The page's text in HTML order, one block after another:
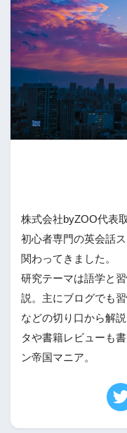
株式会社byZOO代表
初心者専門の英会話
関わってきました。
研究テーマは語学と
説。主にブログでも
などの切り口から解
タや書籍レビューも
ン帝国マニア。